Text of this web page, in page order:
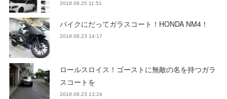
2018.08.25 11:51
バイクにだってガラスコート！HONDA NM4！
2018.08.23 14:17
ロールスロイス！ゴーストに無敵の名を持つガラ
スコートを
2018.08.23 13:24